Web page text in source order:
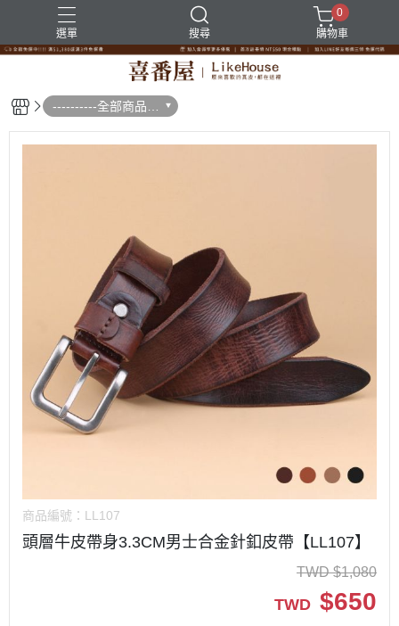
選單 搜尋
0
購物車
----------全部商品--
--------
商品編號： LL107
頭層牛皮帶身3.3CM男士合金針釦皮帶【LL107】
TWD $1,080
TWD $650